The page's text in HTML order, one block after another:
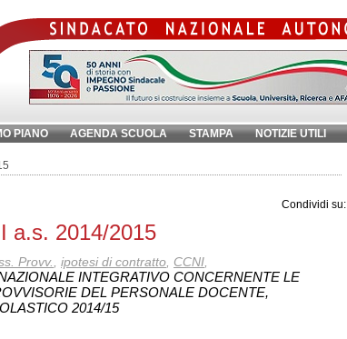
PIANO AGENDA SCUOLA STAMPA NOTIZIE UTILI
Condividi su:
a.s. 2014/2015
Provv. ipotesi di contratto CCNI
INTEGRATIVO CONCERNENTE LE
DEL PERSONALE DOCENTE,
2014/15